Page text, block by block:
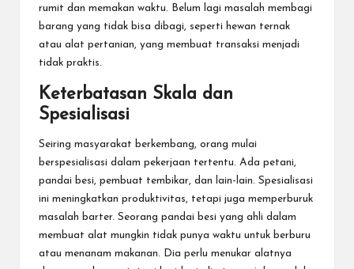
rumit dan memakan waktu. Belum lagi masalah membagi
barang yang tidak bisa dibagi, seperti hewan ternak
atau alat pertanian, yang membuat transaksi menjadi
tidak praktis.
Keterbatasan Skala dan
Spesialisasi
Seiring masyarakat berkembang, orang mulai
berspesialisasi dalam pekerjaan tertentu. Ada petani,
pandai besi, pembuat tembikar, dan lain-lain. Spesialisasi
ini meningkatkan produktivitas, tetapi juga memperburuk
masalah barter. Seorang pandai besi yang ahli dalam
membuat alat mungkin tidak punya waktu untuk berburu
atau menanam makanan. Dia perlu menukar alatnya